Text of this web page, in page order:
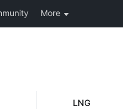
LNG